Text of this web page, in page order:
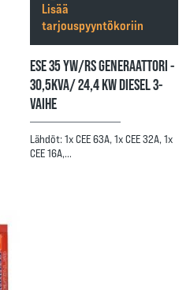
ESE 35 YW/RS GENERAATTORI -
30,5KVA/ 24,4 KW DIESEL 3-
VAIHE
Lähdöt: 1x CEE 63A, 1x CEE 32A, 1x
CEE 16A,…
Lisää
tarjouspyyntökoriin